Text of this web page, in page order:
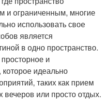
и ограниченным, многие
использовать свое
является
в одно пространство.
и
идеально
таких как прием
или просто отдых.